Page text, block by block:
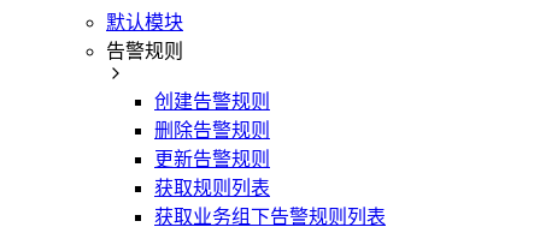
默认模块
告警规则
创建告警规则
删除告警规则
更新告警规则
获取规则列表
获取业务组下告警规则列表